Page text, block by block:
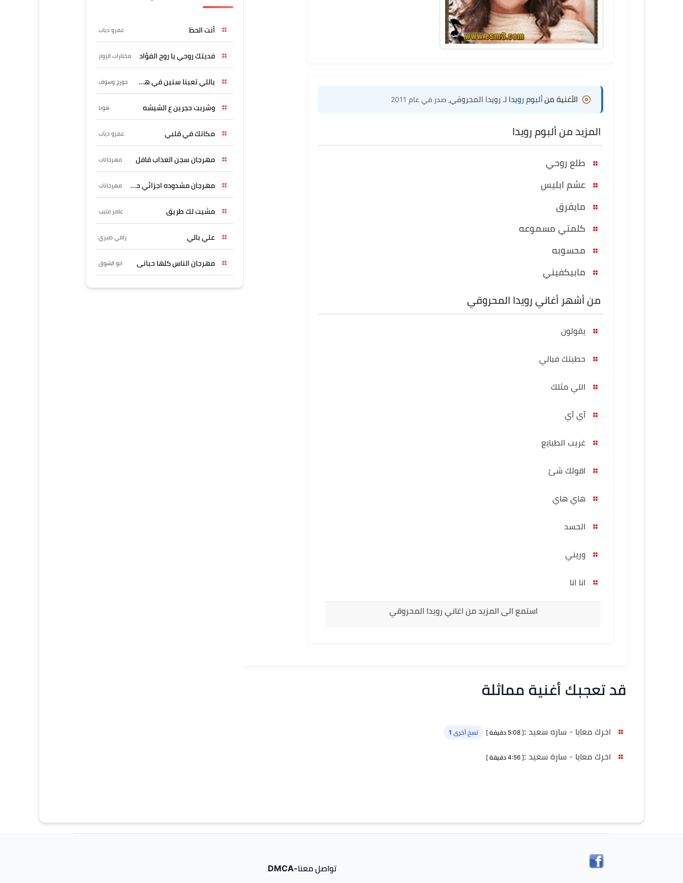
الأغنية منألبوم رويدا لـ رويدا المحروقي ، صدر في عام 2011
المزيد من ألبوم رويدا
طلع روحي
عشم ابليس
مايفرق
كلمتي مسموعه
محسوبه
مابيكفيني
من أشهر أغاني رويدا المحروقي
يقولون
حطيتك فبالي
اللي مثلك
آي آي
غريب الطبايع
اقولك شئ
هاي هاي
الحسد
وريني
انا انا
استمع الى المزيد من اغاني رويدا المحروقي
قد تعجبك أغنية مماثلة
اخرك معايا - ساره سعيد :[ 5:08 دقيقة ] نسخ أخرى 1
اخرك معايا - سارة سعيد :[ 4:56 دقيقة ]
أنت الحظ عمرو دياب
فديتك روحي يا روح الفؤاد مختارات الزوار
ياللي تعبنا سنين في هواه جورج وسوف
وشربت حجرين ع الشيشه هوبا
مكانك في قلبي عمرو دياب
مهرجان سجن العذاب قافل مهرجانات
مهرجان مشدوده اجزائي حربونى مهرجانات
مشيت لك طريق عامر منيب
علي بالي رامي صبري
مهرجان الناس كلها حبانى ابو الشوق
تواصل معنا-DMCA